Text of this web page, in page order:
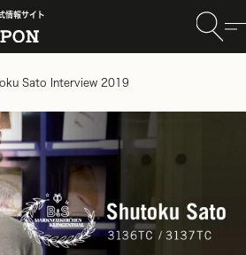
情報サイト
Sato Interview 2019